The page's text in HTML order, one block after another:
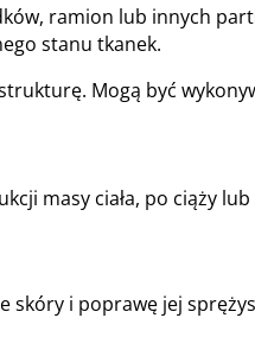
ramion lub innych
stanu tkanek.
Mogą być
masy ciała, po ciąży
skóry i poprawę jej